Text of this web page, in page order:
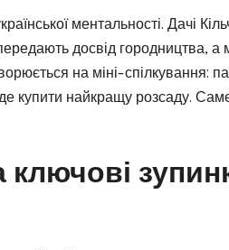
ментальності. Дачі
досвід городництва,
на міні-спілкування:
купити найкращу розсаду.